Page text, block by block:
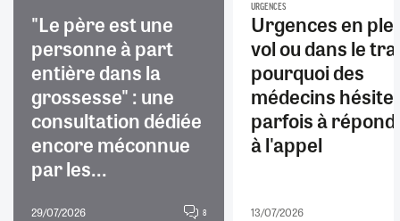
"Le père est une
personne à part
entière dans la
grossesse" : une
consultation dédiée
encore méconnue
par les...
29/07/2026 8
URGENCES
Urgences en
vol ou dans le
pourquoi des
médecins
parfois à
à l'appel
13/07/2026